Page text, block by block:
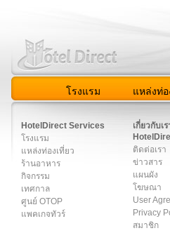
โรงแรม แหล่งท่อ
HotelDirect Services
โรงแรม
แหล่งท่องเที่ยว
ร้านอาหาร
กิจกรรม
เทศกาล
ศูนย์ OTOP
แพคเกจทัวร์
เกี่ยวกับเร
ติดต่อเรา
ข่าวสาร
แผนผัง
โฆษณา
User
Privacy
สมาชิก